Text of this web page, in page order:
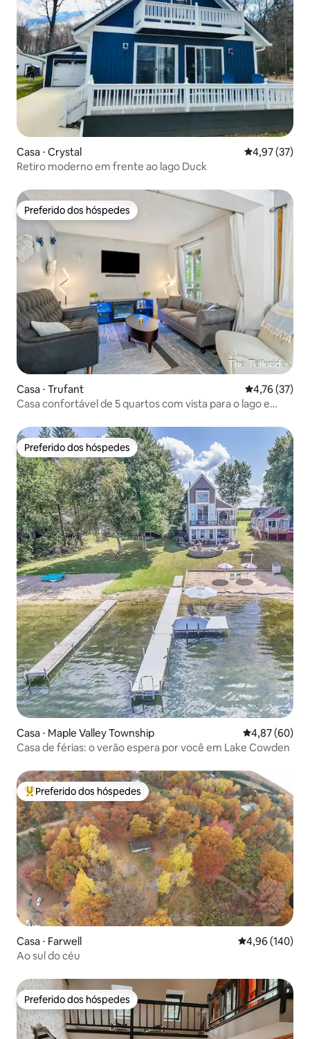
Casa ⋅ Crystal 4,97 de uma
4,97 (37)
Retiro moderno em frente ao lago Duck
Preferido dos hóspedes
Preferido dos hóspedes
Casa ⋅ Trufant 4,76 de uma
4,76 (37)
Casa confortável de 5 quartos com vista para o lago e
Preferido dos hóspedes
Preferido dos hóspedes
Casa ⋅ Maple Valley Township 4,87 de uma
4,87 (60)
Casa de férias: o verão espera por você em Lake Cowden
Entre os melhores preferidos dos hóspedes
Preferido dos hóspedes
Casa ⋅ Farwell 4,96 de uma
4,96 (140)
Ao sul do céu
Preferido dos hóspedes
Preferido dos hóspedes